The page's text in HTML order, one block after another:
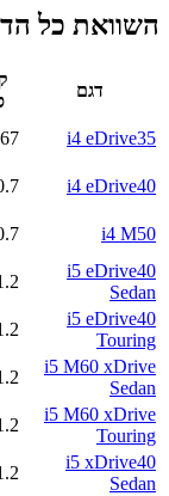
השוואת כל
דגם
i4 eDrive35
67
i4 eDrive40
i4 M50
i5 eDrive40
Sedan
i5 eDrive40
Touring
i5 M60 xDrive
Sedan
i5 M60 xDrive
Touring
i5 xDrive40
Sedan